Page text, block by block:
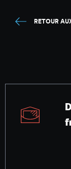
RETOUR